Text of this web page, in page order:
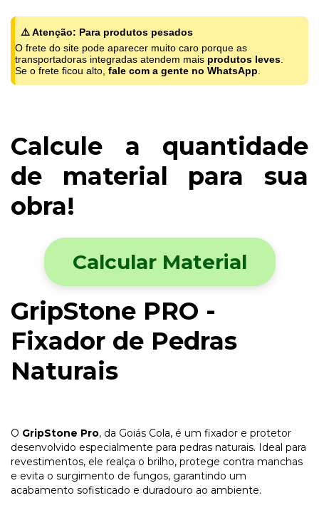
⚠️ Atenção: Para produtos pesados
O frete do site pode aparecer muito caro porque as
transportadoras integradas atendem mais produtos leves
Se o frete ficou alto, fale com a gente no WhatsApp
Calcule a quantidade
de material para sua
obra!
Calcular Material
GripStone PRO -
Fixador de Pedras
Naturais
O GripStone Pro, da Goiás Cola, é um fixador e protetor
desenvolvido especialmente para pedras naturais. Ideal para
revestimentos, ele realça o brilho, protege contra manchas
e evita o surgimento de fungos, garantindo um
acabamento sofisticado e duradouro ao ambiente.